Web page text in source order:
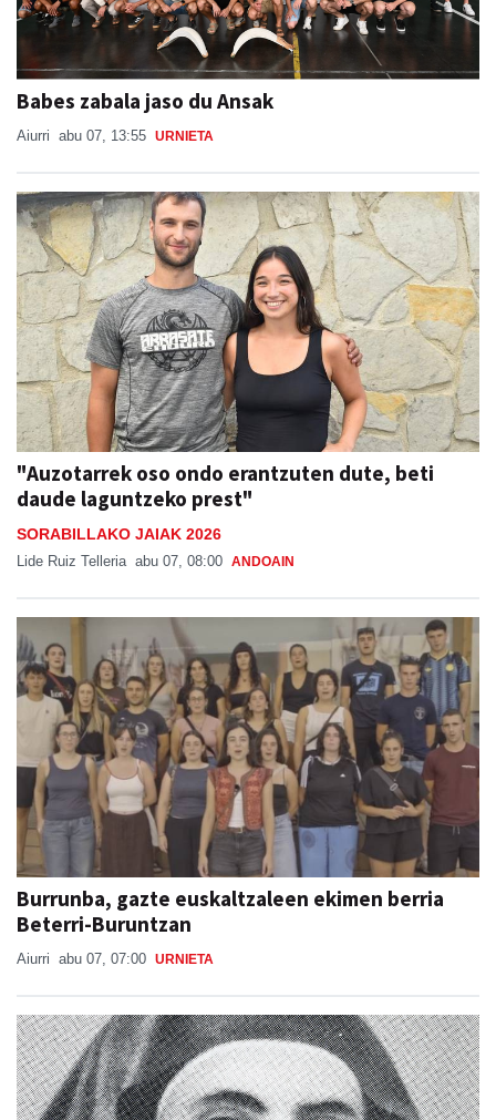
Babes zabala jaso du Ansak
Aiurri abu 07, 13:55 URNIETA
"Auzotarrek oso ondo erantzuten dute, beti
daude laguntzeko prest"
SORABILLAKO JAIAK 2026
Lide Ruiz Telleria abu 07, 08:00 ANDOAIN
Burrunba, gazte euskaltzaleen ekimen berria
Beterri-Buruntzan
Aiurri abu 07, 07:00 URNIETA